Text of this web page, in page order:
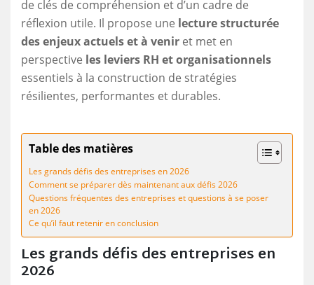
de clés de compréhension et d’un cadre de
réflexion utile. Il propose une lecture structurée
des enjeux actuels et à venir et met en
perspective les leviers RH et organisationnels
essentiels à la construction de stratégies
résilientes, performantes et durables.
Table des matières
Les grands défis des entreprises en 2026
Comment se préparer dès maintenant aux défis 2026
Questions fréquentes des entreprises et questions à se poser
en 2026
Ce qu’il faut retenir en conclusion
Les grands défis des entreprises en
2026